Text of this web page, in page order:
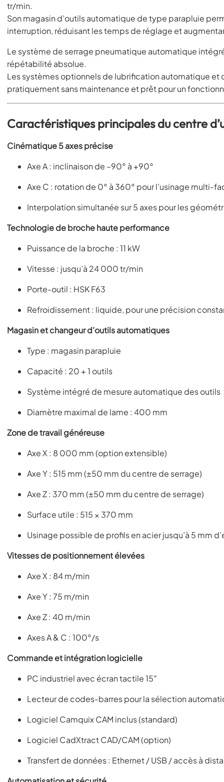
tr/min.
Son magasin d’outils automatique de type parapluie
interruption, réduisant les temps de réglage et
Le système de serrage pneumatique automatique
répétabilité absolue.
Les systèmes optionnels de lubrification automatique et
pratiquement sans maintenance et prêt pour un
Caractéristiques principales du centre
Cinématique 5 axes précise
Axe A : inclinaison de –90° à +90°
Axe C : rotation de 0° à 360° pour l’usinage multi-
Interpolation simultanée sur 5 axes pour les
Technologie de broche haute performance
Puissance de la broche : 11 kW
Vitesse : jusqu’à 24 000 tr/min
Porte-outil : HSK F63
Refroidissement : liquide, pour une précision
Magasin et changeur d’outils automatiques
Type : magasin parapluie
Capacité : 20 + 1 outils
Système intégré de mesure automatique des outils
Diamètre maximal de lame : 400 mm
Zone de travail généreuse
Axe X : 8 000 mm (option extensible)
Axe Y : 515 mm (±50 mm du centre de serrage)
Axe Z : 370 mm (±50 mm du centre de serrage)
Surface utile : 515 × 370 mm
Usinage possible de profils en acier jusqu’à 5 mm
Vitesses de positionnement élevées
Axe X : 84 m/min
Axe Y : 75 m/min
Axe Z : 40 m/min
Axes A & C : 100°/s
Commande et intégration logicielle
PC industriel avec écran tactile 15″
Lecteur de codes-barres pour la sélection
Logiciel Camquix CAM inclus (standard)
Logiciel CadXtract CAD/CAM (option)
Transfert de données : Ethernet / USB / accès à